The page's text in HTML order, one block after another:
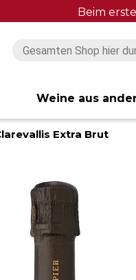
Beim
Weine aus
Extra Brut